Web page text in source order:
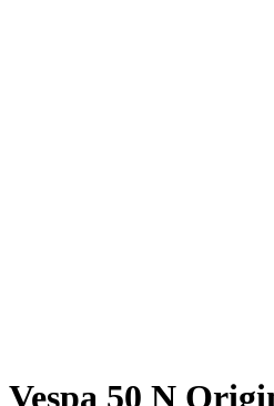
Vespa 50 N